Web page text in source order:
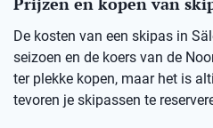
De kosten van een skipas in
seizoen en de koers van de
ter plekke kopen, maar het is
tevoren je skipassen te